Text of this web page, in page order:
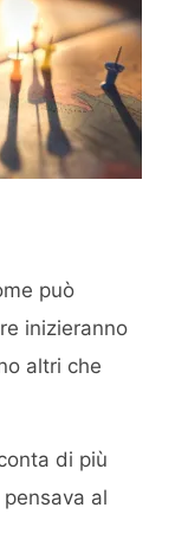
può
inizieranno
altri che
di più
al